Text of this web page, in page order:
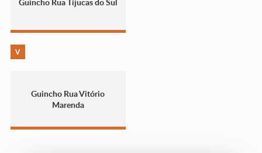
V
Guincho Rua Vitório
Marenda